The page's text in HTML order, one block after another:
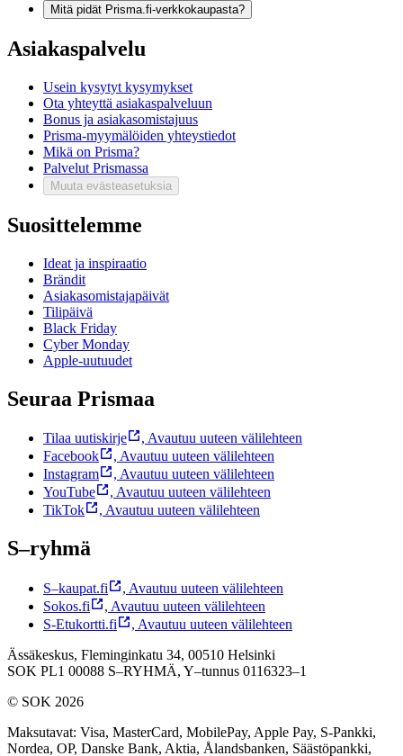
Mitä pidät Prisma.fi-verkkokaupasta?
Asiakaspalvelu
Usein kysytyt kysymykset
Ota yhteyttä asiakaspalveluun
Bonus ja asiakasomistajuus
Prisma-myymälöiden yhteystiedot
Mikä on Prisma?
Palvelut Prismassa
Muuta evästeasetuksia
Suosittelemme
Ideat ja inspiraatio
Brändit
Asiakasomistajapäivät
Tilipäivä
Black Friday
Cyber Monday
Apple-uutuudet
Seuraa Prismaa
Tilaa uutiskirje , Avautuu uuteen välilehteen
Facebook
, Avautuu uuteen välilehteen
Instagram
, Avautuu uuteen välilehteen
YouTube
, Avautuu uuteen välilehteen
TikTok
, Avautuu uuteen välilehteen
S–ryhmä
S–kaupat.fi , Avautuu uuteen välilehteen
Sokos.fi
, Avautuu uuteen välilehteen
S-Etukortti.fi
, Avautuu uuteen välilehteen
Ässäkeskus, Fleminginkatu 34, 00510 Helsinki
SOK PL1 00088 S–RYHMÄ, Y–tunnus 0116323–1
© SOK 2026
Maksutavat: Visa, MasterCard, MobilePay, Apple Pay, S-Pankki,
Nordea, OP, Danske Bank, Aktia, Ålandsbanken, Säästöpankki,